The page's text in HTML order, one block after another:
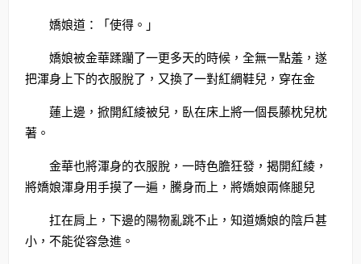
嬌娘道：「使得。」
嬌娘被金華蹂躪了一更多天的時候，全無一點羞，遂
把渾身上下的衣服脫了，又換了一對紅綢鞋兒，穿在金
蓮上邊，掀開紅綾被兒，臥在床上將一個長藤枕兒枕
著。
金華也將渾身的衣服脫，一時色膽狂發，揭開紅綾，
將嬌娘渾身用手摸了一遍，騰身而上，將嬌娘兩條腿兒
扛在肩上，下邊的陽物亂跳不止，知道嬌娘的陰戶甚
小，不能從容急進。